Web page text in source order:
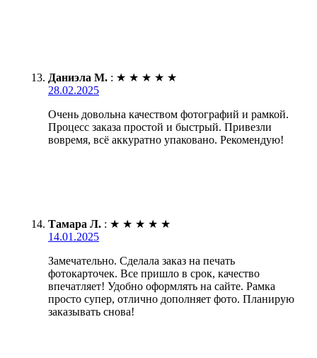
Даниэла М. : ★ ★ ★ ★ ★
28.02.2025
Очень довольна качеством фотографий и рамкой.
Процесс заказа простой и быстрый. Привезли
вовремя, всё аккуратно упаковано. Рекомендую!
Тамара Л. : ★ ★ ★ ★ ★
14.01.2025
Замечательно. Сделала заказ на печать
фотокарточек. Все пришло в срок, качество
впечатляет! Удобно оформлять на сайте. Рамка
просто супер, отлично дополняет фото. Планирую
заказывать снова!